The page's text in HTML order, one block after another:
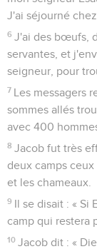
J'ai séjourné
6 J'ai des bœufs,
servantes, et
seigneur, pour
7 Les messagers
sommes allés
avec 400
8 Jacob fut très
deux camps
et les chameaux.
9 Il se disait : « Si
camp qui restera
10 Jacob dit : «